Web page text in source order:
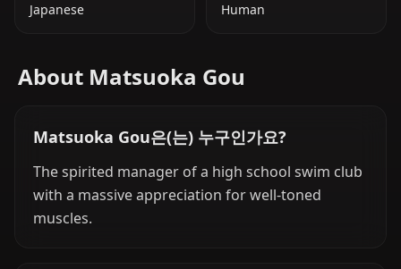
Japanese Human
About Matsuoka Gou
Matsuoka Gou은(는) 누구인가요?
The spirited manager of a high school swim club
with a massive appreciation for well-toned
muscles.